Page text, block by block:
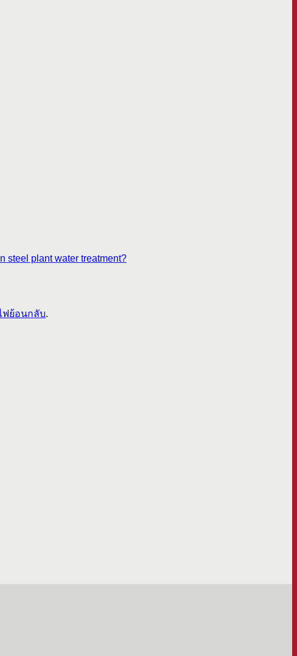
steel plant water treatment?
ฟย้อนกลับ.